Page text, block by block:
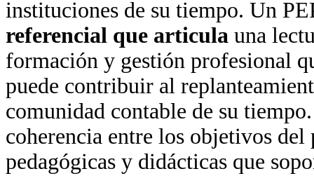
instituciones de su tiempo. Un
referencial que articula una
formación y gestión profesional
puede contribuir al
comunidad contable de su
coherencia entre los objetivos
pedagógicas y didácticas que